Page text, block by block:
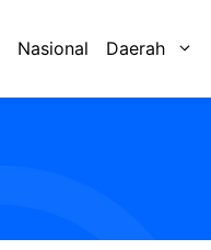
Nasional Daerah